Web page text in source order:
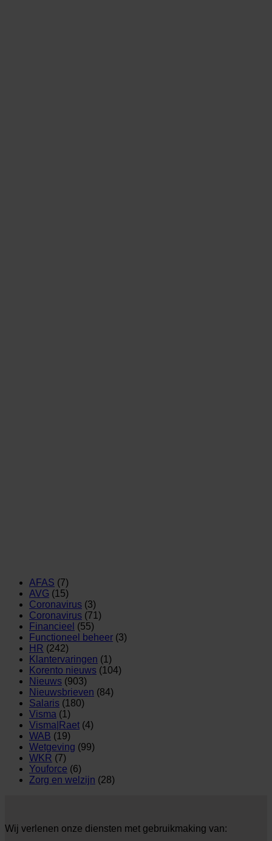
AFAS (7)
AVG (15)
Coronavirus (3)
Coronavirus (71)
Financieel (55)
Functioneel beheer (3)
HR (242)
Klantervaringen (1)
Korento nieuws (104)
Nieuws (903)
Nieuwsbrieven (84)
Salaris (180)
Visma (1)
Visma|Raet (4)
WAB (19)
Wetgeving (99)
WKR (7)
Youforce (6)
Zorg en welzijn (28)
Wij verlenen onze diensten met gebruikmaking van: